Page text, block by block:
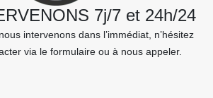
7j/7 et 24h/24
intervenons dans l’immédiat, n’hésitez
via le formulaire ou à nous appeler.